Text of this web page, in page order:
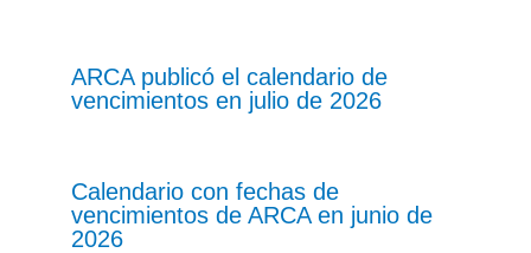
ARCA publicó el calendario de
vencimientos en julio de 2026
Calendario con fechas de
vencimientos de ARCA en junio de
2026